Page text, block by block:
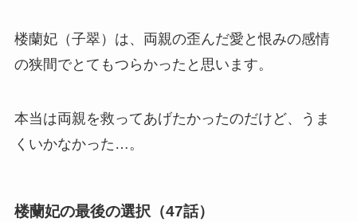
楼蘭妃（子翠）は、両親の歪んだ愛と恨みの感情
の狭間でとてもつらかったと思います。
本当は両親を救ってあげたかったのだけど、うま
くいかなかった…。
楼蘭妃の最後の選択（47話）